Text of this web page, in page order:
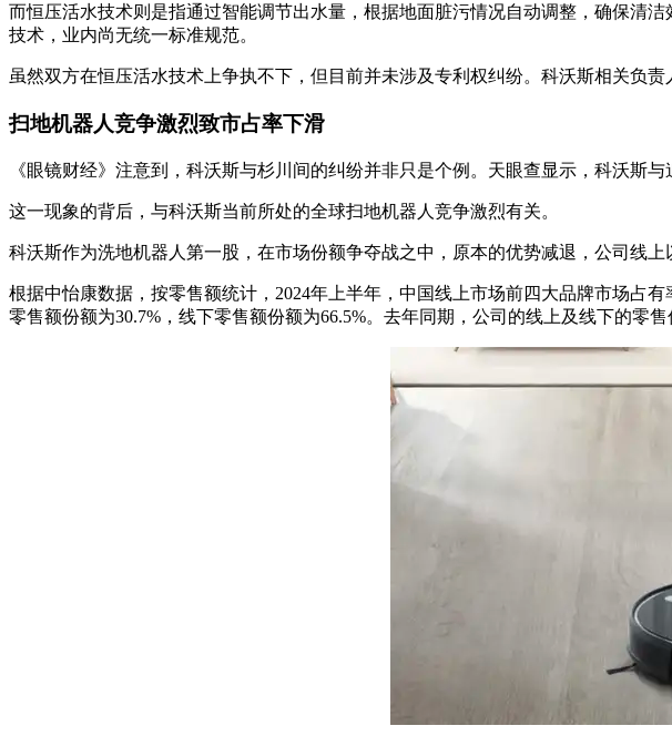
而恒压活水技术则是指通过智能调节出水量，根据地面脏污情况自动调整，确保清
技术，业内尚无统一标准规范。
虽然双方在恒压活水技术上争执不下，但目前并未涉及专利权纠纷。科沃斯相关负
扫地机器人竞争激烈致市占率下滑
《眼镜财经》注意到，科沃斯与杉川间的纠纷并非只是个例。天眼查显示，科沃斯
这一现象的背后，与科沃斯当前所处的全球扫地机器人竞争激烈有关。
科沃斯作为洗地机器人第一股，在市场份额争夺战之中，原本的优势减退，公司线上
根据中怡康数据，按零售额统计，2024年上半年，中国线上市场前四大品牌市场占
零售额份额为30.7%，线下零售额份额为66.5%。去年同期，公司的线上及线下的零售